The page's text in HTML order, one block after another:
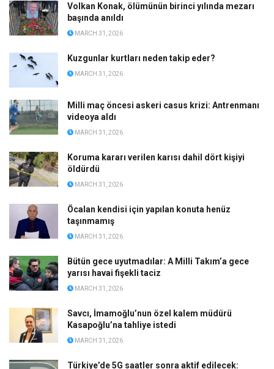
Volkan Konak, ölümünün birinci yılında mezarı
başında anıldı
MARCH 31, 2026
Kuzgunlar kurtları neden takip eder?
MARCH 31, 2026
Milli maç öncesi askeri casus krizi: Antrenmanı
videoya aldı
MARCH 31, 2026
Koruma kararı verilen karısı dahil dört kişiyi
öldürdü
MARCH 31, 2026
Öcalan kendisi için yapılan konuta henüz
taşınmamış
MARCH 31, 2026
Bütün gece uyutmadılar: A Milli Takım’a gece
yarısı havai fişekli taciz
MARCH 31, 2026
Savcı, İmamoğlu’nun özel kalem müdürü
Kasapoğlu’na tahliye istedi
MARCH 31, 2026
Türkiye’de 5G saatler sonra aktif edilecek: